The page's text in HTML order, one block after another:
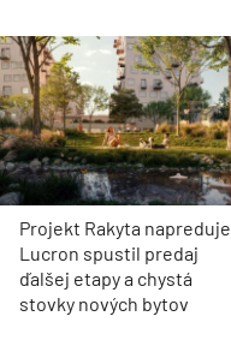
Projekt Rakyta napreduje.
Lucron spustil predaj
ďalšej etapy a chystá
stovky nových bytov